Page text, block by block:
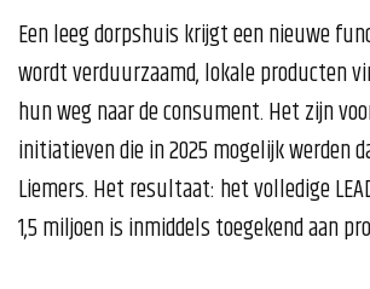
Een leeg dorpshuis krijgt een nieuwe
wordt verduurzaamd, lokale producten
hun weg naar de consument. Het zijn
initiatieven die in 2025 mogelijk werden
Liemers. Het resultaat: het volledige
1,5 miljoen is inmiddels toegekend aan